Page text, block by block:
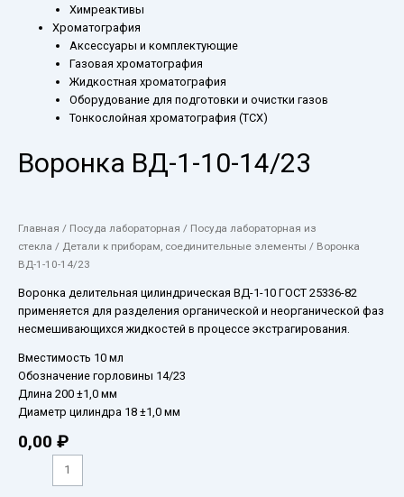
Химреактивы
Хроматография
Аксессуары и комплектующие
Газовая хроматография
Жидкостная хроматография
Оборудование для подготовки и очистки газов
Тонкослойная хроматография (ТСХ)
Воронка ВД-1-10-14/23
Главная / Посуда лабораторная / Посуда лабораторная из
стекла / Детали к приборам, соединительные элементы / Воронка
ВД-1-10-14/23
Воронка делительная цилиндрическая ВД-1-10 ГОСТ 25336-82
применяется для разделения органической и неорганической фаз
несмешивающихся жидкостей в процессе экстрагирования.
Вместимость 10 мл
Обозначение горловины 14/23
Длина 200 ±1,0 мм
Диаметр цилиндра 18 ±1,0 мм
0,00 ₽